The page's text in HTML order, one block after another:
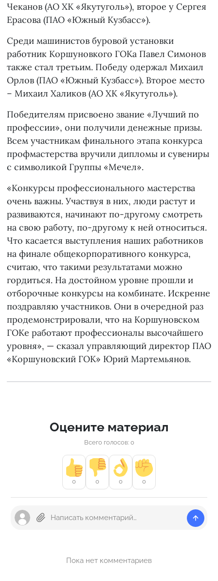
Чеканов (АО ХК «Якутуголь»), второе у Сергея
Ерасова (ПАО «Южный Кузбасс»).
Среди машинистов буровой установки
работник Коршуновкого ГОКа Павел Симонов
также стал третьим. Победу одержал Михаил
Орлов (ПАО «Южный Кузбасс»). Второе место
– Михаил Халиков (АО ХК «Якутуголь»).
Победителям присвоено звание «Лучший по
профессии», они получили денежные призы.
Всем участникам финального этапа конкурса
профмастерства вручили дипломы и сувениры
с символикой Группы «Мечел».
«Конкурсы профессионального мастерства
очень важны. Участвуя в них, люди растут и
развиваются, начинают по-другому смотреть
на свою работу, по-другому к ней относиться.
Что касается выступления наших работников
на финале общекорпоративного конкурса,
считаю, что такими результатами можно
гордиться. На достойном уровне прошли и
отборочные конкурсы на комбинате. Искренне
поздравляю участников. Они в очередной раз
продемонстрировали, что на Коршуновском
ГОКе работают профессионалы высочайшего
уровня», — сказал управляющий директор ПАО
«Коршуновский ГОК» Юрий Мартемьянов.
Оцените материал
Всего голосов: 0
0 0 0 0
Пока нет комментариев